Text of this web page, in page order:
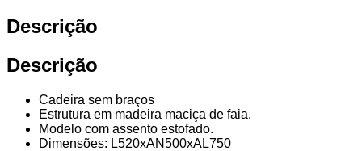
Descrição
Descrição
Cadeira sem braços
Estrutura em madeira maciça de faia.
Modelo com assento estofado.
Dimensões: L520xAN500xAL750